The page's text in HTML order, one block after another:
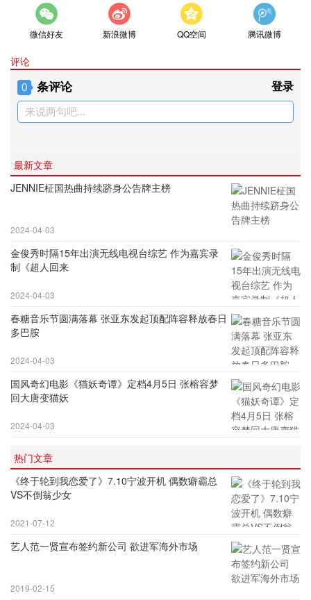
微信好友 新浪微博 QQ空间 腾讯微博
评论
0 条评论 登录
来说两句吧...
最新文章
JENNIE柾国热曲持续跻身公告牌主榜
2024-04-03
金俊秀时隔15年出演无线电视台综艺 作为嘉宾录
制《超人回来
2024-04-03
春糖音乐节圆满落幕 张亚东发起顶配阵容释放春日
多巴胺
2024-04-03
国风奇幻电影《猫妖奇谭》定档4月5日 张榕容梦
回大唐变猫妖
2024-04-03
热门文章
《终于轮到我恋爱了》7.10宁波开机 偶数癖霸总
VS不倒翁少女
2021-07-12
艺人范一贤宣布签约新公司 欲进军海外市场
2019-02-15